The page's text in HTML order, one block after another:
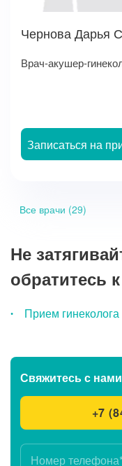
Чернова Дарья
Врач-акушер-
Записаться на
Все врачи (29)
Не
обратитесь
Прием гинеколога
Свяжитесь с нами
+7